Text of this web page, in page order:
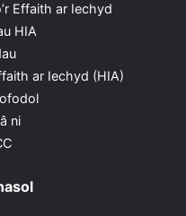
Effaith ar Iechyd
HIA
ar Iechyd (HIA)
ni